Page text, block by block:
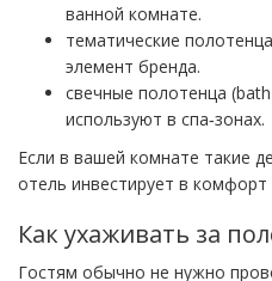
ванной комнате.
тематические
элемент бренда.
свечные полотенца
используют в спа‑зонах.
Если в вашей комнате такие
отель инвестирует в комфорт
Как ухаживать за
Гостям обычно не нужно